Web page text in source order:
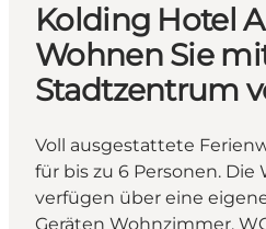
Kolding Hotel
Wohnen Sie
Stadtzentrum
Voll ausgestattete
für bis zu 6 Personen. Die
verfügen über eine
Geräten Wohnzimmer,